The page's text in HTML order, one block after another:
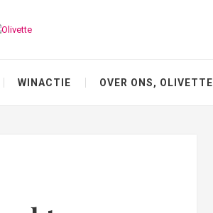
WINACTIE OVER ONS, OLIVETTE